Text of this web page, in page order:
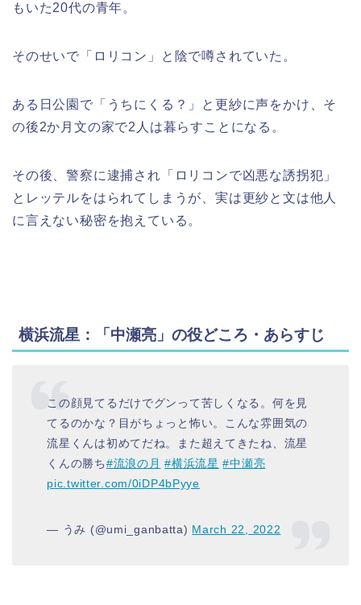
もいた20代の青年。
そのせいで「ロリコン」と陰で噂されていた。
ある日公園で「うちにくる？」と更紗に声をかけ、そ
の後2か月文の家で2人は暮らすことになる。
その後、警察に逮捕され「ロリコンで凶悪な誘拐犯」
とレッテルをはられてしまうが、実は更紗と文は他人
に言えない秘密を抱えている。
横浜流星：「中瀬亮」の役どころ・あらすじ
この顔見てるだけでグンって苦しくなる。何を見
てるのかな？目がちょっと怖い。こんな雰囲気の
流星くんは初めてだね。また超えてきたね、流星
くんの勝ち#流浪の月 #横浜流星 #中瀬亮
pic.twitter.com/0iDP4bPyye
— うみ (@umi_ganbatta) March 22, 2022